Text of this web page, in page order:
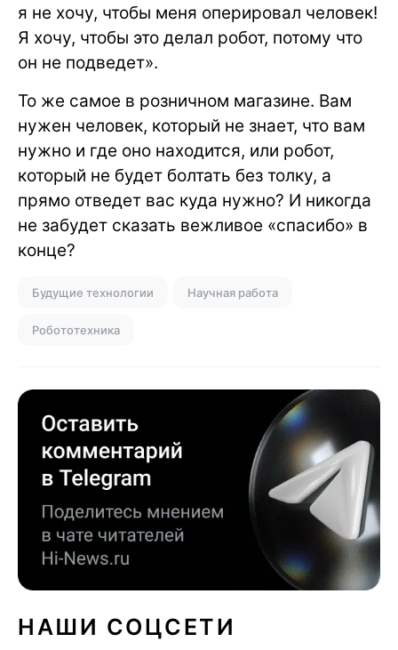
я не хочу, чтобы меня оперировал человек!
Я хочу, чтобы это делал робот, потому что
он не подведет».
То же самое в розничном магазине. Вам
нужен человек, который не знает, что вам
нужно и где оно находится, или робот,
который не будет болтать без толку, а
прямо отведет вас куда нужно? И никогда
не забудет сказать вежливое «спасибо» в
конце?
Будущие технологии Научная работа
Робототехника
НАШИ СОЦСЕТИ